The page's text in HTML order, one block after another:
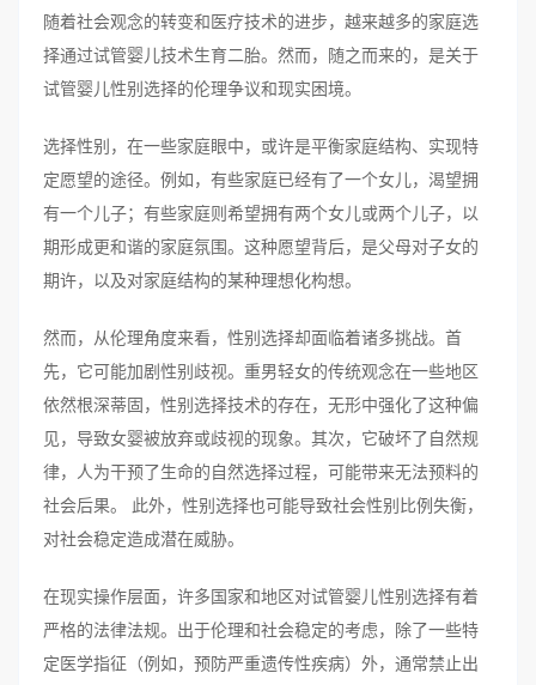
随着社会观念的转变和医疗技术的进步，越来越多的家庭选
择通过试管婴儿技术生育二胎。然而，随之而来的，是关于
试管婴儿性别选择的伦理争议和现实困境。
选择性别，在一些家庭眼中，或许是平衡家庭结构、实现特
定愿望的途径。例如，有些家庭已经有了一个女儿，渴望拥
有一个儿子；有些家庭则希望拥有两个女儿或两个儿子，以
期形成更和谐的家庭氛围。这种愿望背后，是父母对子女的
期许，以及对家庭结构的某种理想化构想。
然而，从伦理角度来看，性别选择却面临着诸多挑战。首
先，它可能加剧性别歧视。重男轻女的传统观念在一些地区
依然根深蒂固，性别选择技术的存在，无形中强化了这种偏
见，导致女婴被放弃或歧视的现象。其次，它破坏了自然规
律，人为干预了生命的自然选择过程，可能带来无法预料的
社会后果。 此外，性别选择也可能导致社会性别比例失衡，
对社会稳定造成潜在威胁。
在现实操作层面，许多国家和地区对试管婴儿性别选择有着
严格的法律法规。出于伦理和社会稳定的考虑，除了一些特
定医学指征（例如，预防严重遗传性疾病）外，通常禁止出